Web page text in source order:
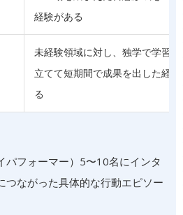
経験がある
未経験領域に対し、独学で学習計
立てて短期間で成果を出した経
る
パフォーマー）5〜10名にインタ
つながった具体的な行動エピソー